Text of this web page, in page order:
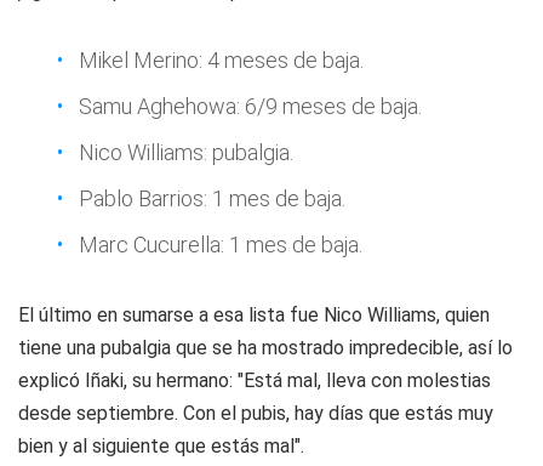
Mikel Merino: 4 meses de baja.
Samu Aghehowa: 6/9 meses de baja.
Nico Williams: pubalgia.
Pablo Barrios: 1 mes de baja.
Marc Cucurella: 1 mes de baja.
El último en sumarse a esa lista fue Nico Williams, quien
tiene una pubalgia que se ha mostrado impredecible, así lo
explicó Iñaki, su hermano: "Está mal, lleva con molestias
desde septiembre. Con el pubis, hay días que estás muy
bien y al siguiente que estás mal".